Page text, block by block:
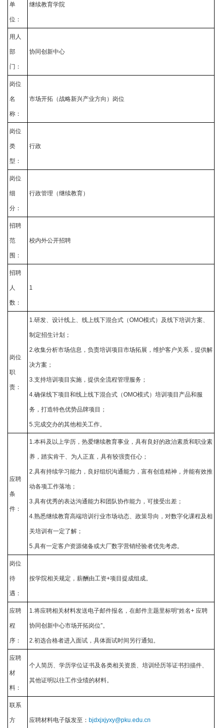
单
位：
继续教育学院
用人
部
门：
协同创新中心
岗位
名
称：
市场开拓（战略新兴产业方向）岗位
岗位
类
型：
行政
岗位
细
分：
行政管理（继续教育）
招聘
范
围：
校内外公开招聘
招聘
人
数：
1
岗位
职
责：
1.研发、设计线上、线上线下混合式（OMO模式）及线下培训方案、
制定招生计划；
2.收集分析市场信息，负责培训项目市场拓展，维护客户关系，提供解
决方案；
3.支持培训项目实施，提供全流程管理服务；
4.确保线下项目和线上线下混合式（OMO模式）培训项目产品和服
务，打造特色优势品牌项目；
5.完成交办的其他相关工作。
应聘
条
件：
1.本科及以上学历，热爱继续教育事业，具有良好的政治素质和职业素
养，踏实肯干、为人正直，具有较强责任心；
2.具有持续学习能力，良好组织沟通能力，富有创造精神，并能有效推
动各项工作落地；
3.具有优秀的表达沟通能力和团队协作能力，可接受出差；
4.熟悉继续教育高端培训行业市场动态、政策导向，对数字化课程及相
关培训有一定了解；
5.具有一定客户资源储备或大厂数字营销经验者优先考虑。
岗位
待
遇：
按学院相关规定，薪酬由工资+项目提成组成。
应聘
程
序：
1.将应聘相关材料发送电子邮件报名，在邮件主题里标明“姓名+ 应聘
协同创新中心市场开拓岗位”。
2.初选合格者进入面试，具体面试时间另行通知。
应聘
材
料：
个人简历、学历学位证书及各类相关资质、培训经历等证书扫描件、
其他证明以往工作业绩的材料。
联系
方 应聘材料电子版发至： bjdxjxjyxy@pku.edu.cn